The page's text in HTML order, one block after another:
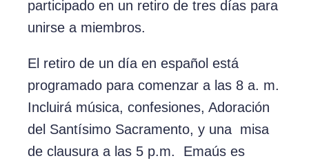
participado en un retiro de tres días para
unirse a miembros.
El retiro de un día en español está
programado para comenzar a las 8 a. m.
Incluirá música, confesiones, Adoración
del Santísimo Sacramento, y una misa
de clausura a las 5 p.m. Emaús es